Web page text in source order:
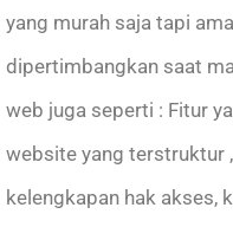
yang murah saja tapi
dipertimbangkan saat
web juga seperti : Fitur
website yang terstruktur
kelengkapan hak akses,